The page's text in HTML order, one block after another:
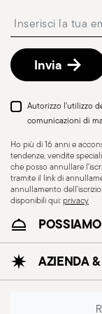
Resistente al
in
presso
Reso
indicata
Invia
Autorizzo l'utilizzo
comunicazioni di
Ho più di 16 anni e
tendenze, vendite
che posso annullare
tramite il link di
annullamento
disponibili qui:privacy
AZIENDA